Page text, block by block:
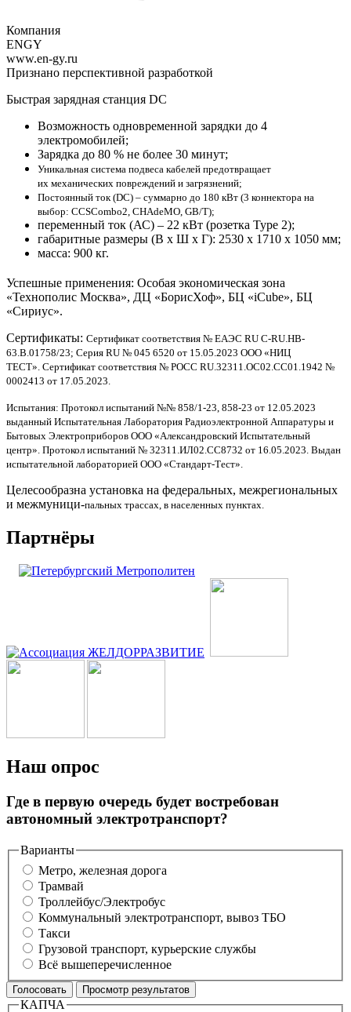
Компания
ENGY
www.en-gy.ru
Признано перспективной разработкой
Быстрая зарядная станция DC
Возможность одновременной зарядки до 4
электромобилей;
Зарядка до 80 % не более 30 минут;
Уникальная система подвеса кабелей предотвращает
их механических повреждений и загрязнений;
Постоянный ток (DC) – суммарно до 180 кВт (3 коннектора на
выбор: CCSCombo2, CHAdeMO, GB/T);
переменный ток (АС) – 22 кВт (розетка Type 2);
габаритные размеры (В х Ш х Г): 2530 х 1710 х 1050 мм;
масса: 900 кг.
Успешные применения: Особая экономическая зона
«Технополис Москва», ДЦ «БорисХоф», БЦ «iCube», БЦ
«Сириус».
Сертификаты: Сертификат соответствия № EAЭС RU C-RU.HB-
63.B.01758/23; Cерия RU № 045 6520 от 15.05.2023 ООО «НИЦ
ТЕСТ». Сертификат соответствия № РОСС RU.32311.OC02.CC01.1942 №
0002413 от 17.05.2023.
Испытания: Протокол испытаний №№ 858/1-23, 858-23 от 12.05.2023
выданный Испытательная Лаборатория Радиоэлектронной Аппаратуры и
Бытовых Электроприборов ООО «Александровский Испытательный
центр». Протокол испытаний № 32311.ИЛ02.СС8732 от 16.05.2023. Выдан
испытательной лабораторией ООО «Стандарт-Тест».
Целесообразна установка на федеральных, межрегиональных
и межмуници-пальных трассах, в населенных пунктах.
Партнёры
Наш опрос
Где в первую очередь будет востребован
автономный электротранспорт?
Варианты
Метро, железная дорога
Трамвай
Троллейбус/Электробус
Коммунальный электротранспорт, вывоз ТБО
Такси
Грузовой транспорт, курьерские службы
Всё вышеперечисленное
КАПЧА